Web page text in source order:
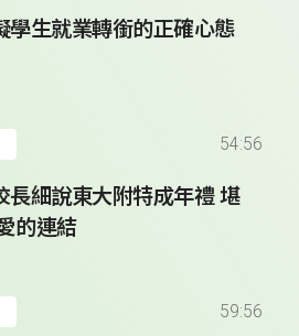
學生就業轉銜的正確心態
54:56
長細說東大附特成年禮 堪
的連結
59:56